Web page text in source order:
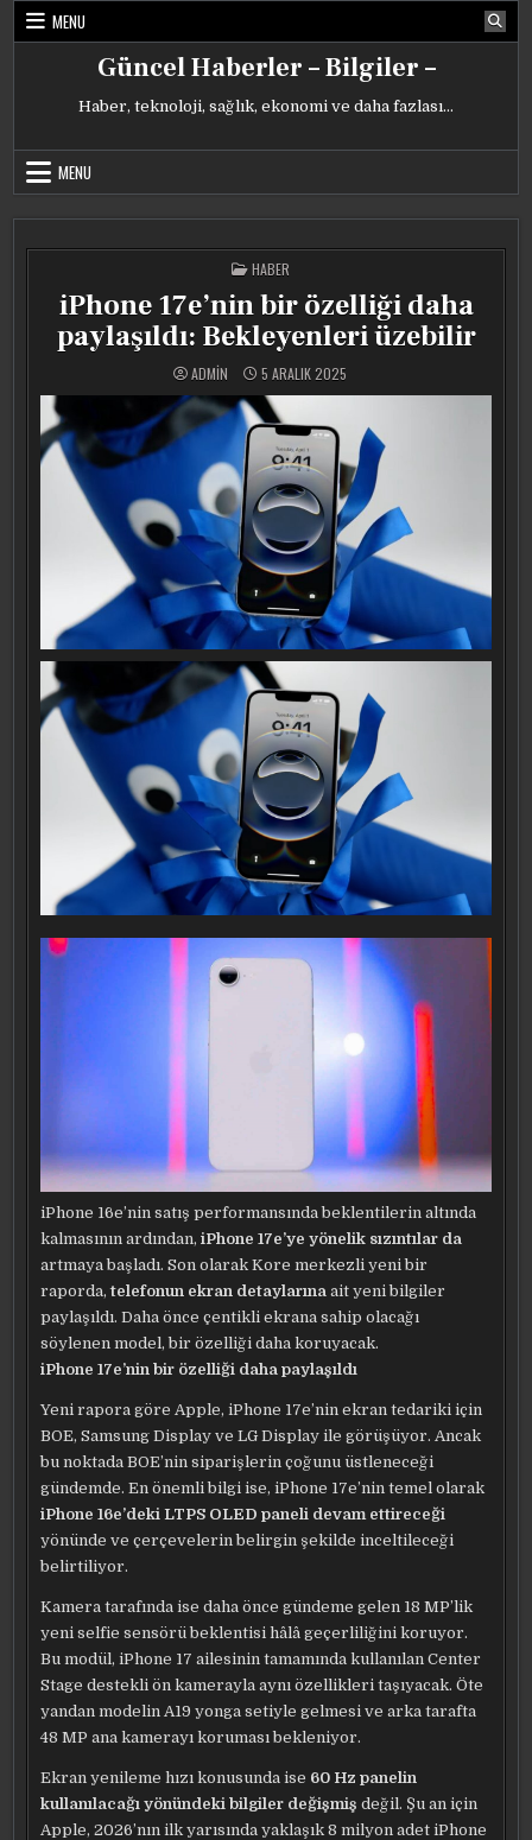
Skip
MENU
Güncel Haberler – Bilgiler –
Haber, teknoloji, sağlık, ekonomi ve daha fazlası…
MENU
POSTED
IN
HABER
iPhone 17e’nin bir özelliği daha
paylaşıldı: Bekleyenleri üzebilir
ADMIN 5 ARALIK 2025
iPhone 16e’nin satış performansında beklentilerin altında
kalmasının ardından,iPhone 17e’ye yönelik sızıntılar da
artmaya başladı. Son olarak Kore merkezli yeni bir
raporda,telefonun ekran detaylarına ait yeni bilgiler
paylaşıldı. Daha önce çentikli ekrana sahip olacağı
söylenen model, bir özelliği daha koruyacak.
iPhone 17e’nin bir özelliği daha paylaşıldı
Yeni rapora göre Apple, iPhone 17e’nin ekran tedariki için
BOE, Samsung Display ve LG Display ile görüşüyor. Ancak
bu noktada BOE’nin siparişlerin çoğunu üstleneceği
gündemde. En önemli bilgi ise, iPhone 17e’nin temel olarak
iPhone 16e’deki LTPS OLED paneli devam ettireceği
yönünde ve çerçevelerin belirgin şekilde inceltileceği
belirtiliyor.
Kamera tarafında ise daha önce gündeme gelen 18 MP’lik
yeni selfie sensörü beklentisi hâlâ geçerliliğini koruyor.
Bu modül, iPhone 17 ailesinin tamamında kullanılan Center
Stage destekli ön kamerayla aynı özellikleri taşıyacak. Öte
yandan modelin A19 yonga setiyle gelmesi ve arka tarafta
48 MP ana kamerayı koruması bekleniyor.
Ekran yenileme hızı konusunda ise 60 Hz panelin
kullanılacağı yönündeki bilgiler değişmiş değil. Şu an için
Apple, 2026’nın ilk yarısında yaklaşık 8 milyon adet iPhone